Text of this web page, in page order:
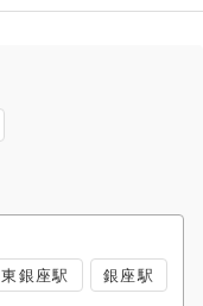
東銀座駅 銀座駅